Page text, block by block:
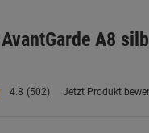
A8
4.8 502
(502) Jetzt Produkt